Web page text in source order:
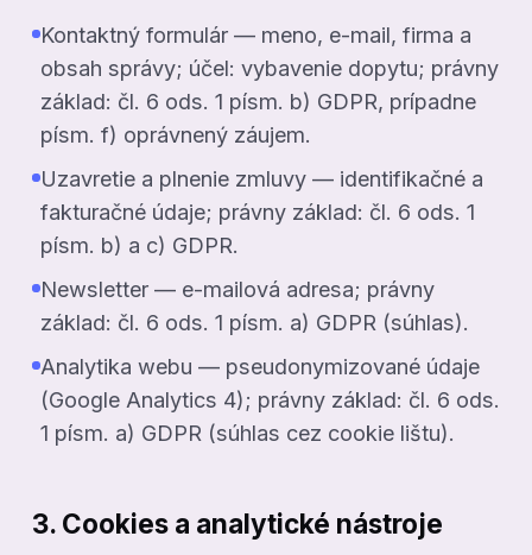
Kontaktný formulár — meno, e-mail, firma a
obsah správy; účel: vybavenie dopytu; právny
základ: čl. 6 ods. 1 písm. b) GDPR, prípadne
písm. f) oprávnený záujem.
Uzavretie a plnenie zmluvy — identifikačné a
fakturačné údaje; právny základ: čl. 6 ods. 1
písm. b) a c) GDPR.
Newsletter — e-mailová adresa; právny
základ: čl. 6 ods. 1 písm. a) GDPR (súhlas).
Analytika webu — pseudonymizované údaje
(Google Analytics 4); právny základ: čl. 6 ods.
1 písm. a) GDPR (súhlas cez cookie lištu).
3. Cookies a analytické nástroje